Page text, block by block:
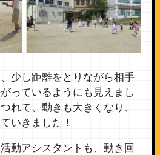
少し距離をとりながら相手
っているようにも見えまし
れて、動きも大きくなり、
いきました！
動アシスタントも、動き回